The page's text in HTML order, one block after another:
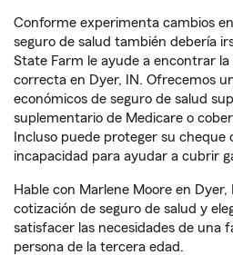
Conforme experimenta cambios
seguro de salud también debería
State Farm le ayude a encontrar la
correcta en Dyer, IN. Ofrecemos
económicos de seguro de salud
suplementario de Medicare o
Incluso puede proteger su cheque
incapacidad para ayudar a cubrir
Hable con Marlene Moore en
cotización de seguro de salud y
satisfacer las necesidades de una
persona de la tercera edad.